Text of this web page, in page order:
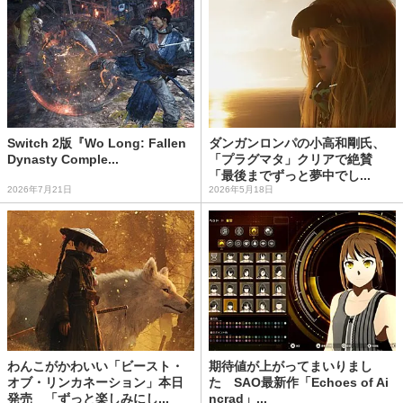
Switch 2版『Wo Long: Fallen
Dynasty Comple...
2026年7月21日
ダンガンロンパの小高和剛氏、
「プラグマタ」クリアで絶賛
「最後までずっと夢中でし...
2026年5月18日
わんこがかわいい「ビースト・
オブ・リンカネーション」本日
発売 「ずっと楽しみにし...
期待値が上がってまいりまし
た SAO最新作「Echoes of Ai
ncrad」...